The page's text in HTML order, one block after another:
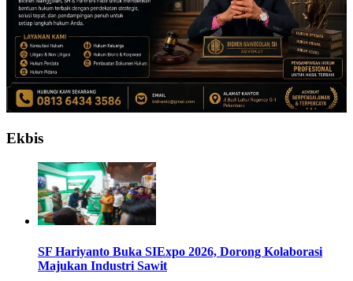
Ekbis
SF Hariyanto Buka SIExpo 2026, Dorong Kolaborasi
Majukan Industri Sawit